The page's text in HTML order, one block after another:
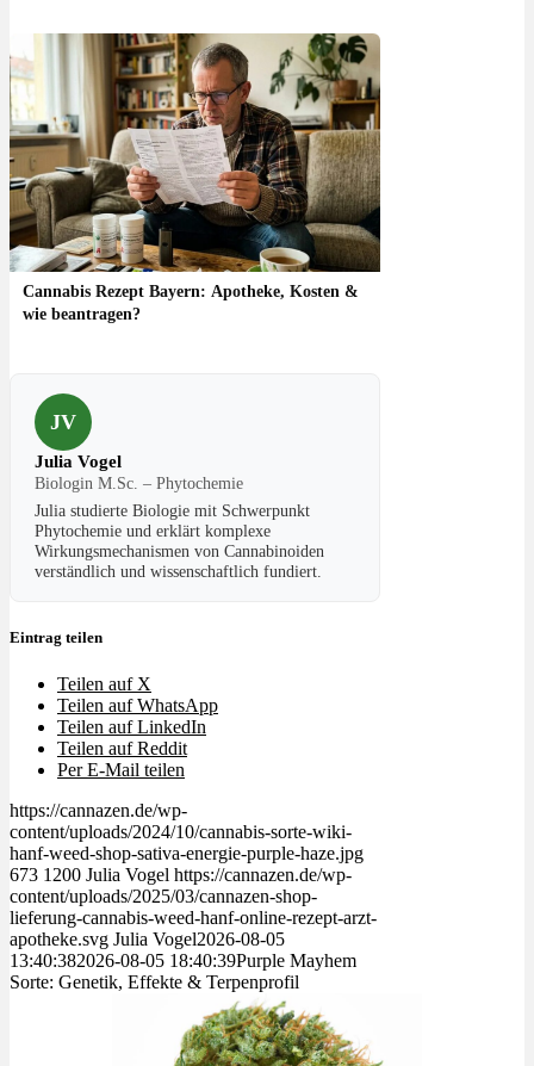
Cannabis Rezept Bayern: Apotheke, Kosten &
wie beantragen?
JV
Julia Vogel
Biologin M.Sc. – Phytochemie
Julia studierte Biologie mit Schwerpunkt
Phytochemie und erklärt komplexe
Wirkungsmechanismen von Cannabinoiden
verständlich und wissenschaftlich fundiert.
Eintrag teilen
Teilen auf X
Teilen auf WhatsApp
Teilen auf LinkedIn
Teilen auf Reddit
Per E-Mail teilen
https://cannazen.de/wp-
content/uploads/2024/10/cannabis-sorte-wiki-
hanf-weed-shop-sativa-energie-purple-haze.jpg
673 1200 Julia Vogel https://cannazen.de/wp-
content/uploads/2025/03/cannazen-shop-
lieferung-cannabis-weed-hanf-online-rezept-arzt-
apotheke.svg Julia Vogel2026-08-05
13:40:382026-08-05 18:40:39Purple Mayhem
Sorte: Genetik, Effekte & Terpenprofil